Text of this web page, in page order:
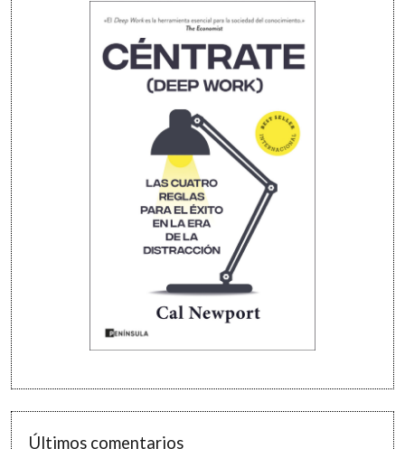
Últimos comentarios